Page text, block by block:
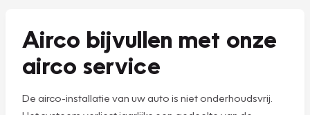
Airco bijvullen met onze
airco service
De airco-installatie van uw auto is niet onderhoudsvrij.